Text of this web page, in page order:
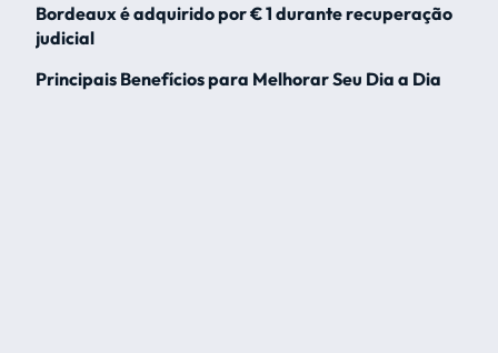
Bordeaux é adquirido por € 1 durante recuperação
judicial
Principais Benefícios para Melhorar Seu Dia a Dia